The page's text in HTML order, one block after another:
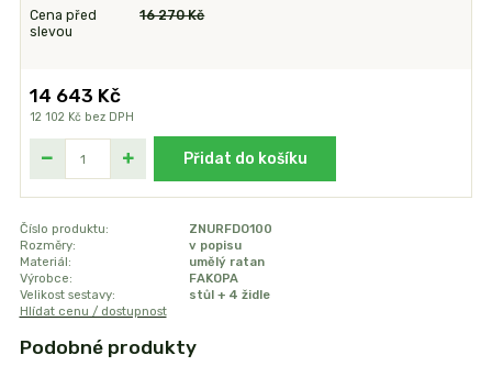
Cena před
slevou
16 270 Kč
14 643 Kč
12 102 Kč bez DPH
Přidat do košíku
Číslo produktu:
ZNURFDO100
Rozměry:
v popisu
Materiál:
umělý ratan
Výrobce:
FAKOPA
Velikost sestavy:
stůl + 4 židle
Hlídat cenu / dostupnost
Podobné produkty